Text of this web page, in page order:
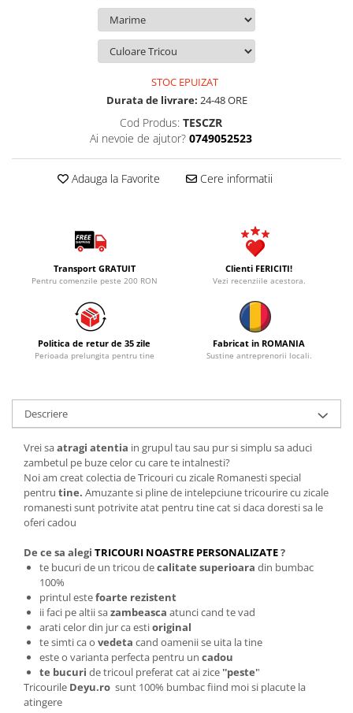
STOC EPUIZAT
Durata de livrare: 24-48 ORE
Cod Produs: TESCZR
Ai nevoie de ajutor? 0749052523
Adauga la Favorite Cere informatii
Transport GRATUIT
Pentru comenzile peste 200 RON
Clienti FERICITI!
Vezi recenziile acestora.
Politica de retur de 35 zile
Perioada prelungita pentru tine
Fabricat in ROMANIA
Sustine antreprenorii locali.
Descriere
Vrei saatragi atentia in grupul tau sau pur si simplu sa aduci
zambetul pe buze celor cu care te intalnesti?
Noi am creat colectia de Tricouri cu zicale Romanesti special
pentru tine. Amuzante si pline de intelepciune tricourire cu zicale
romanesti sunt potrivite atat pentru tine cat si daca doresti sa le
oferi cadou
De ce sa alegi TRICOURI NOASTRE PERSONALIZATE?
te bucuri de un tricou decalitate superioara din bumbac
100%
printul estefoarte rezistent
ii faci pe altii sazambeasca atunci cand te vad
arati celor din jur ca estioriginal
te simti ca o vedeta cand oamenii se uita la tine
este o varianta perfecta pentru un cadou
te bucuri de tricoul preferat cat ai zice ''peste''
Tricourile Deyu.ro sunt 100% bumbac fiind moi si placute la
atingere